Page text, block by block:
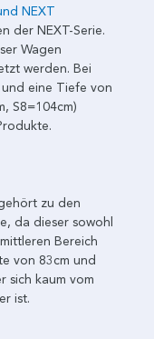
NEXT
der NEXT-Serie.
Wagen
werden. Bei
eine Tiefe von
S8=104cm)
zu den
da dieser sowohl
Bereich
von 83cm und
sich kaum vom
ist.